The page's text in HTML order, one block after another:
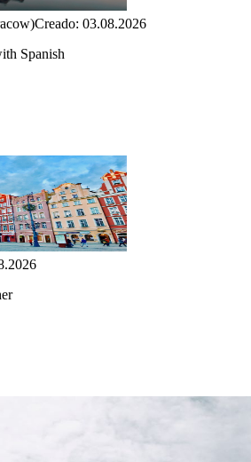
Creado: 03.08.2026
Spanish